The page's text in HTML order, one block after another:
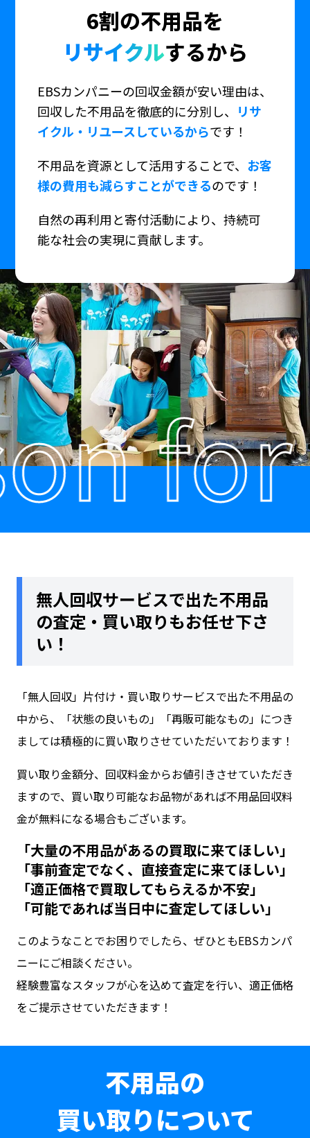
6割の不用品を
リサイクルするから
EBSカンパニーの回収金額が安い理由は、
回収した不用品を徹底的に分別し、 リサ
イクル・リユースしているからです！
不用品を資源として活用することで、 お客
様の費用も減らすことができるのです！
自然の再利用と寄付活動により、持続可
能な社会の実現に貢献します。
for
無人回収サービスで出た不用品
の査定・買い取りもお任せ下さ
い！
「無人回収」 片付け・買い取りサービスで出た不用品の
中から、「状態の良いもの」「再販可能なもの」につき
ましては積極的に買い取りさせていただいております！
買い取り金額分、回収料金からお値引きさせていただき
ますので、買い取り可能なお品物があれば不用品回収料
金が無料になる場合もございます。
「大量の不用品があるの買取に来てほしい」
「事前査定でなく、直接査定に来てほしい」
「適正価格で買取してもらえるか不安」
「可能であれば当日中に査定してほしい」
このようなことでお困りでしたら、ぜひともEBSカンパ
ニーにご相談ください。
経験豊富なスタッフが心を込めて査定を行い、適正価格
をご提示させていただきます！
不用品の
買い取りについて